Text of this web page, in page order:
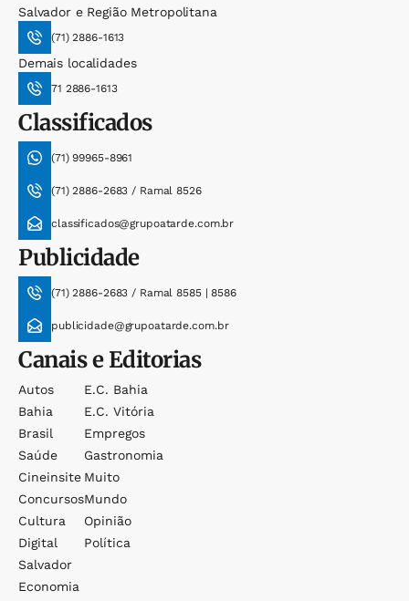
Salvador e Região Metropolitana
(71) 2886-1613
Demais localidades
71 2886-1613
Classificados
(71) 99965-8961
(71) 2886-2683 / Ramal 8526
classificados@grupoatarde.com.br
Publicidade
(71) 2886-2683 / Ramal 8585 | 8586
publicidade@grupoatarde.com.br
Canais e Editorias
Autos
Bahia
Brasil
Saúde
Cineinsite
Concursos
Cultura
Digital
Salvador
Economia
E.c. Bahia
E.c. Vitória
Empregos
Gastronomia
Muito
Mundo
Opinião
Política